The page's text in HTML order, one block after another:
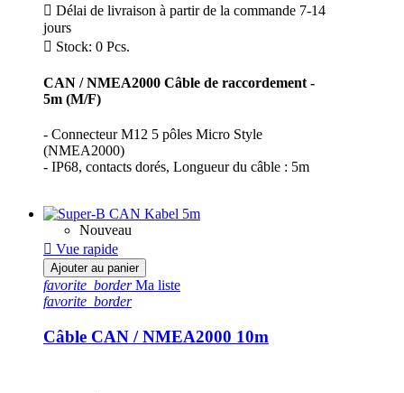
 Délai de livraison à partir de la commande 7-14
jours
 Stock: 0 Pcs.
CAN / NMEA2000 Câble de raccordement -
5m (M/F)
- Connecteur M12 5 pôles Micro Style
(NMEA2000)
- IP68, contacts dorés, Longueur du câble : 5m
Nouveau
 Vue rapide
Ajouter au panier
favorite_borderMa liste
favorite_border
Câble CAN / NMEA2000 10m